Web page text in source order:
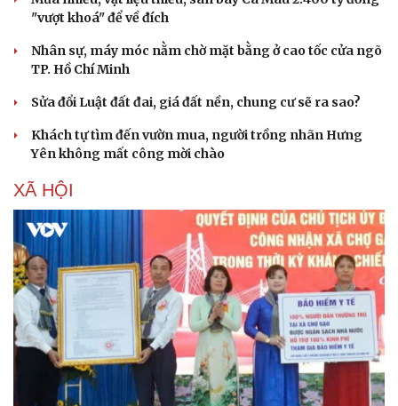
"vượt khoá" để về đích
Nhân sự, máy móc nằm chờ mặt bằng ở cao tốc cửa ngõ
TP. Hồ Chí Minh
Sửa đổi Luật đất đai, giá đất nền, chung cư sẽ ra sao?
Khách tự tìm đến vườn mua, người trồng nhãn Hưng
Yên không mất công mời chào
XÃ HỘI